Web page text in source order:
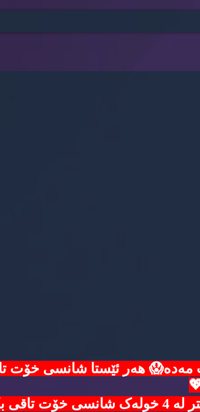
هێنانی 5$ یان 10000$ دۆلار لەدەست مەدە😱 هەر ئێستا
👇